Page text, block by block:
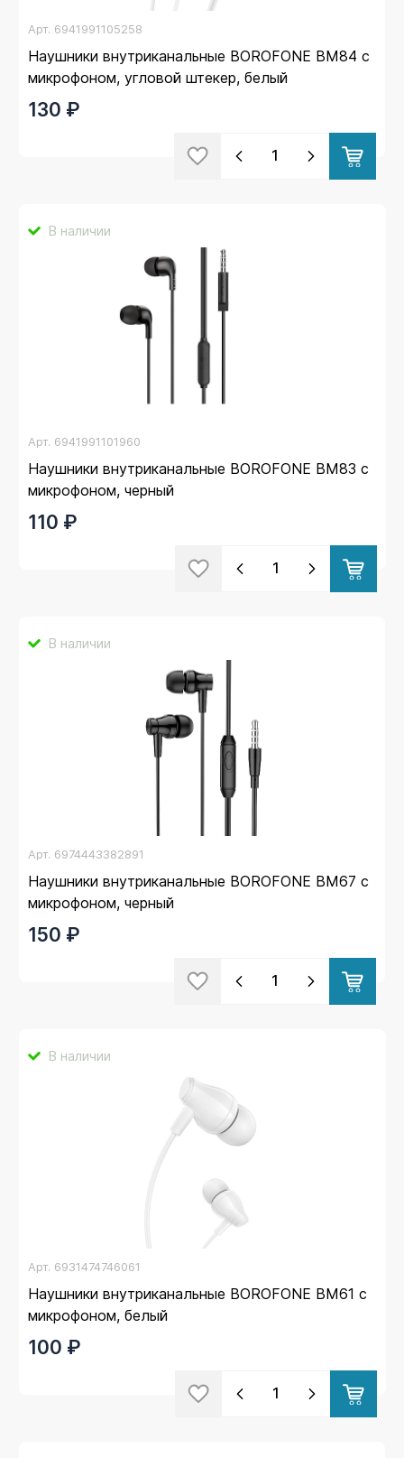
Арт. 6941991105258
Наушники внутриканальные BOROFONE BM84 с
микрофоном, угловой штекер, белый
130 ₽
В наличии
Арт. 6941991101960
Наушники внутриканальные BOROFONE BM83 с
микрофоном, черный
110 ₽
В наличии
Арт. 6974443382891
Наушники внутриканальные BOROFONE BM67 с
микрофоном, черный
150 ₽
В наличии
Арт. 6931474746061
Наушники внутриканальные BOROFONE BM61 с
микрофоном, белый
100 ₽